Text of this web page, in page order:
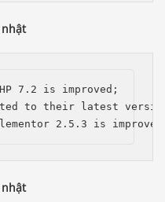
nhật
7.2 is improved;
to their latest
2.5.3 is
nhật